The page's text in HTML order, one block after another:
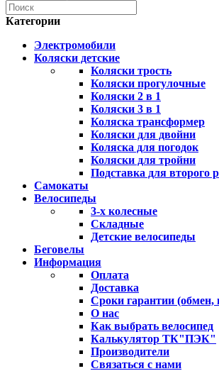
Категории
Электромобили
Коляски детские
Коляски трость
Коляски прогулочные
Коляски 2 в 1
Коляски 3 в 1
Коляска трансформер
Коляски для двойни
Коляска для погодок
Коляски для тройни
Подставка для второго
Самокаты
Велосипеды
3-х колесные
Складные
Детские велосипеды
Беговелы
Информация
Оплата
Доставка
Сроки гарантии (обмен,
О нас
Как выбрать велосипед
Калькулятор ТК"ПЭК"
Производители
Связаться с нами